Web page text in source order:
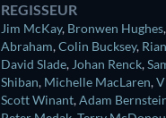
REGISSEUR
Jim McKay, Bronwen Hughes,
Abraham,Colin Bucksey,
David Slade, Johan Renck,
Shiban, Michelle MacLaren,
Scott Winant,Adam